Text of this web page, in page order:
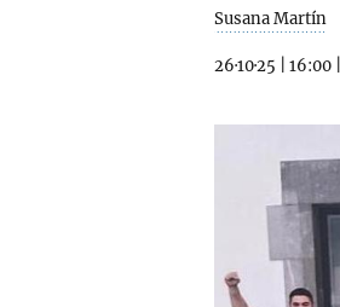
Susana Martín
26·10·25 16:00